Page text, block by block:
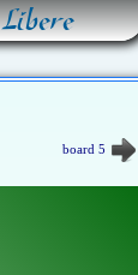
board 5